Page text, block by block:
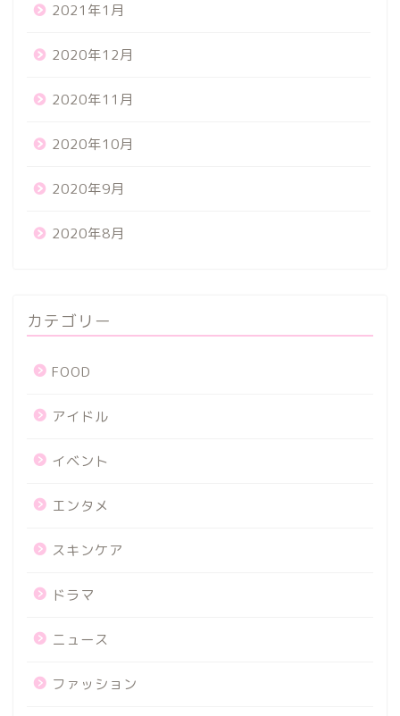
2021年1月
2020年12月
2020年11月
2020年10月
2020年9月
2020年8月
カテゴリー
FOOD
アイドル
イベント
エンタメ
スキンケア
ドラマ
ニュース
ファッション